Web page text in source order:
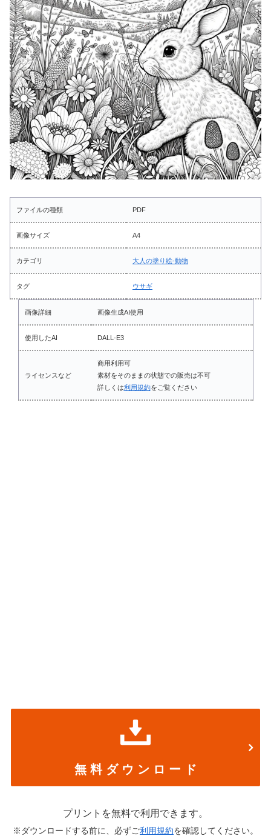
ファイルの種類 PDF
画像サイズ A4
カテゴリ 大人の塗り絵-動物
タグ ウサギ
画像詳細 画像生成AI使用
使用したAI DALL-E3
ライセンスなど
商用利用可
素材をそのままの状態での販売は不可
詳しくは利用規約をご覧ください
無 料 ダ ウ ン ロ ー ド
プリントを無料で利用できます。
※ダウンロードする前に、必ずご利用規約を確認してください。